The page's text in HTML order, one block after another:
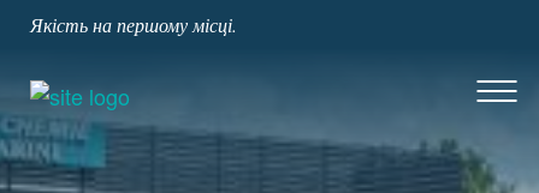
Якість на першому місці.